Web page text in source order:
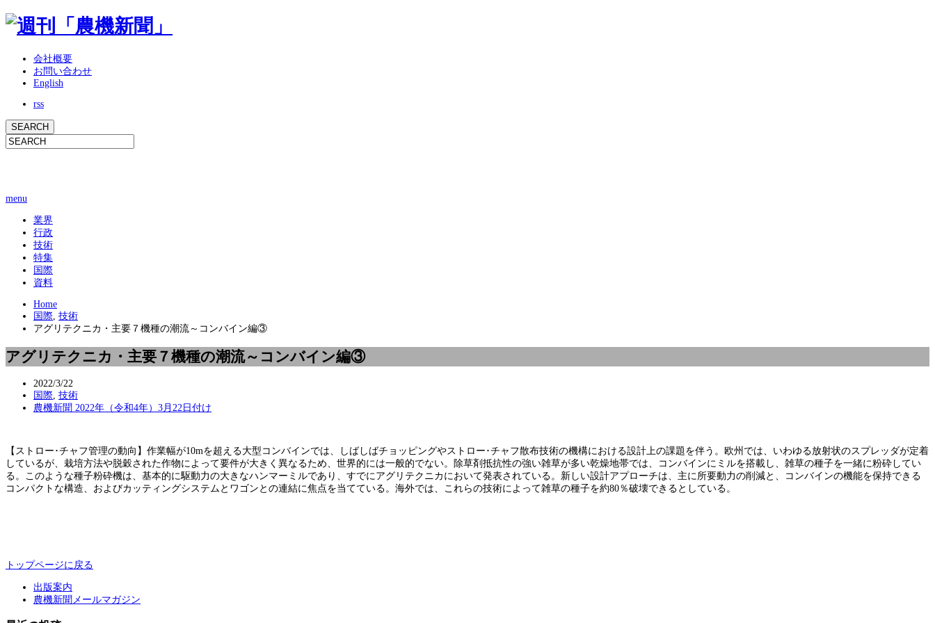
会社概要
お問い合わせ
English
rss
menu
業界
行政
技術
特集
国際
資料
Home
国際 技術
アグリテクニカ・主要７機種の潮流～コンバイン編③
アグリテクニカ・主要７機種の潮流～コンバイン編③
2022/3/22
国際, 技術
農機新聞 2022年（令和4年）3月22日付け
【ストロー･チャフ管理の動向】作業幅が10mを超える大型コンバインでは、しばしばチョッピングやストロー･チャフ散布技術の機構における設計上の課題を伴う。欧州では、いわゆる放射状のスプレッダが定着
しているが、栽培方法や脱穀された作物によって要件が大きく異なるため、世界的には一般的でない。除草剤抵抗性の強い雑草が多い乾燥地帯では、コンバインにミルを搭載し、雑草の種子を一緒に粉砕してい
る。このような種子粉砕機は、基本的に駆動力の大きなハンマーミルであり、すでにアグリテクニカにおいて発表されている。新しい設計アプローチは、主に所要動力の削減と、コンバインの機能を保持できる
コンパクトな構造、およびカッティングシステムとワゴンとの連結に焦点を当てている。海外では、これらの技術によって雑草の種子を約80％破壊できるとしている。
トップページに戻る
出版案内
農機新聞メールマガジン